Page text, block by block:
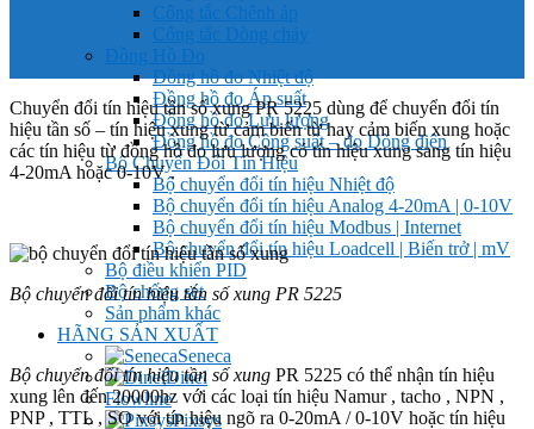
Công tắc Chênh áp
Công tắc Dòng chảy
Đồng Hồ Đo
Đồng hồ đo Nhiệt độ
Đồng hồ đo Áp suất
Đồng hồ đo Lưu lượng
Đồng hồ đo Công suất – đo Dòng điện
Bộ Chuyển Đổi Tín Hiệu
Bộ chuyển đổi tín hiệu Nhiệt độ
Bộ chuyển đổi tín hiệu Analog 4-20mA | 0-10V
Bộ chuyển đổi tín hiệu Modbus | Internet
Bộ chuyển đổi tín hiệu Loadcell | Biến trở | mV
Bộ điều khiển PID
Bộ chống sét
Sản phẩm khác
HÃNG SẢN XUẤT
Seneca
Dinel
Flowline
Pixsys
Chuyển đổi tín hiệu tần số xung PR 5225 dùng để chuyển đổi tín
hiệu tần số – tín hiệu xung từ cảm biến từ hay cảm biến xung hoặc
các tín hiệu từ đồng hồ đo lưu lượng có tín hiệu xung sang tín hiệu
4-20mA hoặc 0-10V .
Bộ chuyển đổi tín hiệu tần số xung PR 5225
Bộ chuyển đổi tín hiệu tần số xung PR 5225 có thể nhận tín hiệu
xung lên đến 20000hz với các loại tín hiệu Namur , tacho , NPN ,
PNP , TTL , SO với tín hiệu ngõ ra 0-20mA / 0-10V hoặc tín hiệu